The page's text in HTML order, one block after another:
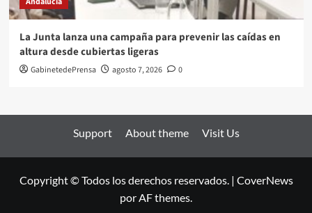
La Junta lanza una campaña para prevenir las caídas en
altura desde cubiertas ligeras
GabinetedePrensa agosto 7, 2026 0
Support About theme Visit Us
Copyright © Todos los derechos reservados. | CoverNews
por AF themes.